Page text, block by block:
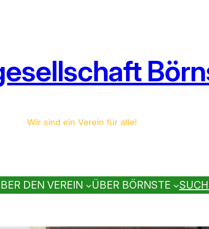
Wir sind ein Verein für alle!
DEN VEREIN ÜBER BÖRNSTE